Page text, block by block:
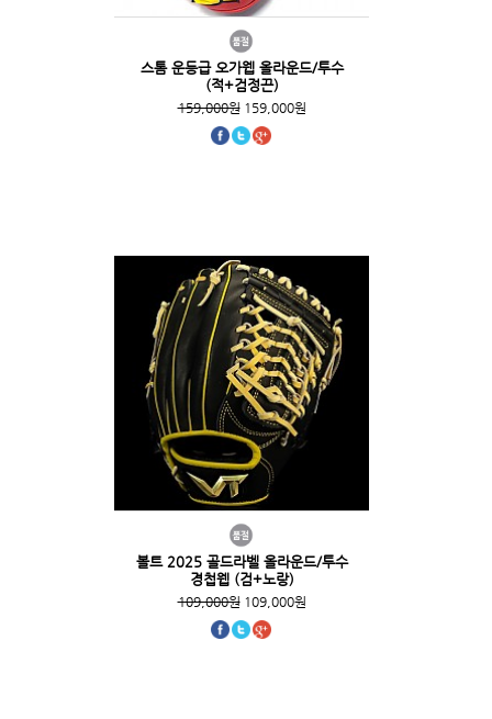
스톰 운등급 오가웹 올라운드/투수
(적+검정끈)
159,000원159,000원
볼트 2025 골드라벨 올라운드/투수
경첩웹 (검+노랑)
109,000원109,000원